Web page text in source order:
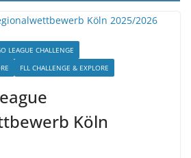
LEAGUE CHALLENGE
FLL CHALLENGE & EXPLORE
Köln